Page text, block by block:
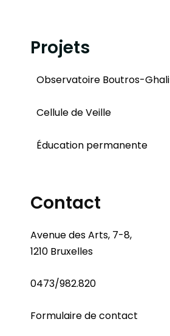
Projets
Observatoire Boutros-Ghali
Cellule de Veille
Éducation permanente
Contact
Avenue des Arts, 7-8,
1210 Bruxelles
0473/982.820
Formulaire de contact